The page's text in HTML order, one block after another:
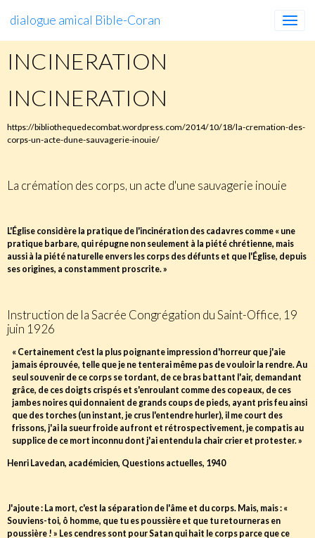
dialogue amical Bible-Coran
INCINERATION
INCINERATION
https://bibliothequedecombat.wordpress.com/2014/10/18/la-cremation-des-
corps-un-acte-dune-sauvagerie-inouie/
La crémation des corps, un acte d'une sauvagerie inouie
L'Église considère la pratique de l'incinération des cadavres comme « une
pratique barbare, qui répugne non seulement à la piété chrétienne, mais
aussi à la piété naturelle envers les corps des défunts et que l'Église, depuis
ses origines, a constamment proscrite. »
Instruction de la Sacrée Congrégation du Saint-Office, 19
juin 1926
« Certainement c'est la plus poignante impression d'horreur que j'aie
jamais éprouvée, telle que je ne tenterai même pas de vouloir la rendre. Au
seul souvenir de ce corps se tordant, de ce bras battant l'air, demandant
grâce, de ces doigts crispés et s'enroulant comme des copeaux, de ces
jambes noires qui donnaient de grands coups de pieds, ayant pris feu ainsi
que des torches (un instant, je crus l'entendre hurler), il me court des
frissons, j'ai la sueur froide au front et rétrospectivement, je compatis au
supplice de ce mort inconnu dont j'ai entendu la chair crier et protester. »
Henri Lavedan, académicien, Questions actuelles, 1940
J'ajoute : La mort, c'est la séparation de l'âme et du corps. Mais, mais : «
Souviens-toi, ô homme, que tu es poussière et que tu retourneras en
poussière ! » Les cendres sont pour Satan qui hait le corps parce que ce